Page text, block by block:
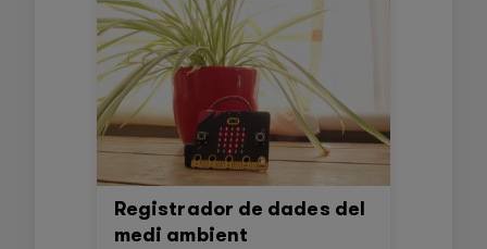
Registrador de dades del
medi ambient